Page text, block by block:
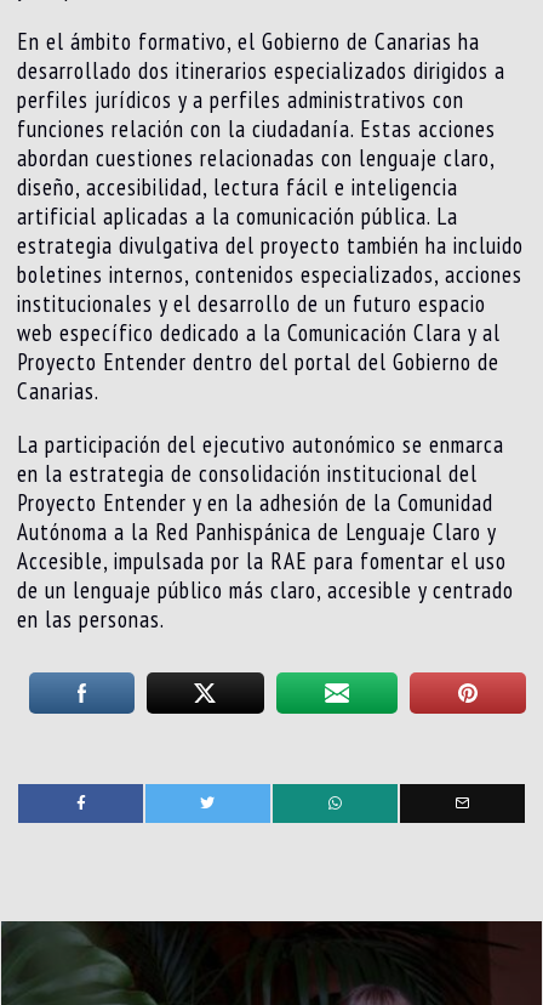
En el ámbito formativo, el Gobierno de Canarias ha
desarrollado dos itinerarios especializados dirigidos a
perfiles jurídicos y a perfiles administrativos con
funciones relación con la ciudadanía. Estas acciones
abordan cuestiones relacionadas con lenguaje claro,
diseño, accesibilidad, lectura fácil e inteligencia
artificial aplicadas a la comunicación pública. La
estrategia divulgativa del proyecto también ha incluido
boletines internos, contenidos especializados, acciones
institucionales y el desarrollo de un futuro espacio
web específico dedicado a la Comunicación Clara y al
Proyecto Entender dentro del portal del Gobierno de
Canarias.
La participación del ejecutivo autonómico se enmarca
en la estrategia de consolidación institucional del
Proyecto Entender y en la adhesión de la Comunidad
Autónoma a la Red Panhispánica de Lenguaje Claro y
Accesible, impulsada por la RAE para fomentar el uso
de un lenguaje público más claro, accesible y centrado
en las personas.